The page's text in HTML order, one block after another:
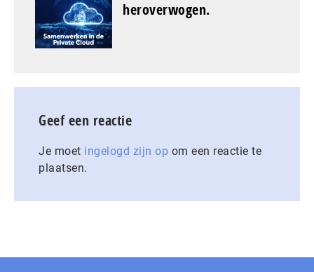
heroverwogen.
Geef een reactie
Je moet ingelogd zijn op om een reactie te
plaatsen.